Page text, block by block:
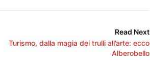
Read Next
Turismo, dalla magia dei trulli all’arte: ecco
Alberobello